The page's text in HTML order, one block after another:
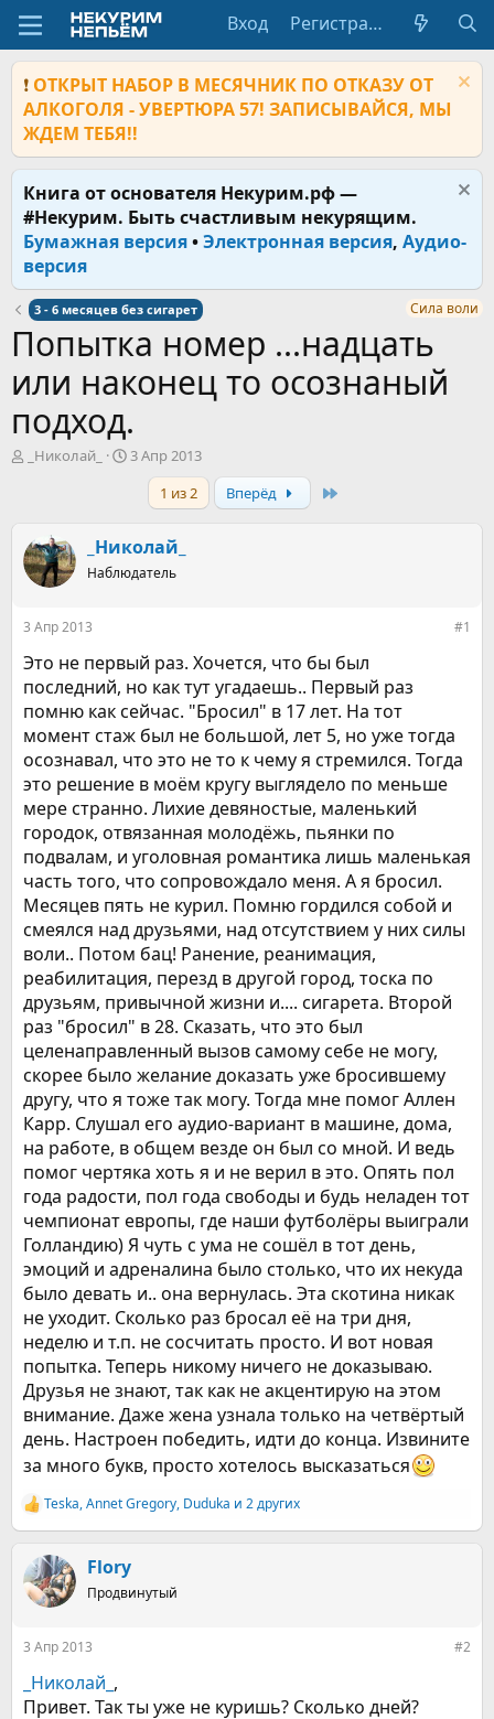
Вход Регистрация
❗ ОТКРЫТ НАБОР В МЕСЯЧНИК ПО ОТКАЗУ ОТ
АЛКОГОЛЯ - УВЕРТЮРА 57! ЗАПИСЫВАЙСЯ, МЫ
ЖДЕМ ТЕБЯ!!
Книга от основателя Некурим.рф —
#Некурим. Быть счастливым некурящим.
Бумажная версия•Электронная версия, Аудио-
версия
3 - 6 месяцев без сигарет Сила воли
Попытка номер ...надцать
или наконец то осознаный
подход.
т
е
_Николай_
Д
а
ч
3 Апр 2013
1 из 2
Вперёд
_Николай_
Наблюдатель
3 Апр 2013 #1
Это не первый раз. Хочется, что бы был
последний, но как тут угадаешь.. Первый раз
помню как сейчас. "Бросил" в 17 лет. На тот
момент стаж был не большой, лет 5, но уже тогда
осознавал, что это не то к чему я стремился. Тогда
это решение в моём кругу выглядело по меньше
мере странно. Лихие девяностые, маленький
городок, отвязанная молодёжь, пьянки по
подвалам, и уголовная романтика лишь маленькая
часть того, что сопровождало меня. А я бросил.
Месяцев пять не курил. Помню гордился собой и
смеялся над друзьями, над отсутствием у них силы
воли.. Потом бац! Ранение, реанимация,
реабилитация, перезд в другой город, тоска по
друзьям, привычной жизни и.... сигарета. Второй
раз "бросил" в 28. Сказать, что это был
целенаправленный вызов самому себе не могу,
скорее было желание доказать уже бросившему
другу, что я тоже так могу. Тогда мне помог Аллен
Карр. Слушал его аудио-вариант в машине, дома,
на работе, в общем везде он был со мной. И ведь
помог чертяка хоть я и не верил в это. Опять пол
года радости, пол года свободы и будь неладен тот
чемпионат европы, где наши футболёры выиграли
Голландию) Я чуть с ума не сошёл в тот день,
эмоций и адреналина было столько, что их некуда
было девать и.. она вернулась. Эта скотина никак
не уходит. Сколько раз бросал её на три дня,
неделю и т.п. не сосчитать просто. И вот новая
попытка. Теперь никому ничего не доказываю.
Друзья не знают, так как не акцентирую на этом
внимание. Даже жена узнала только на четвёртый
день. Настроен победить, идти до конца. Извините
за много букв, просто хотелось высказаться
Р
е
к
ц
и
Teska,Annet Gregory, Duduka и 2 других
Flory
Продвинутый
3 Апр 2013 #2
_Николай_ ,
Привет. Так ты уже не куришь? Сколько дней?